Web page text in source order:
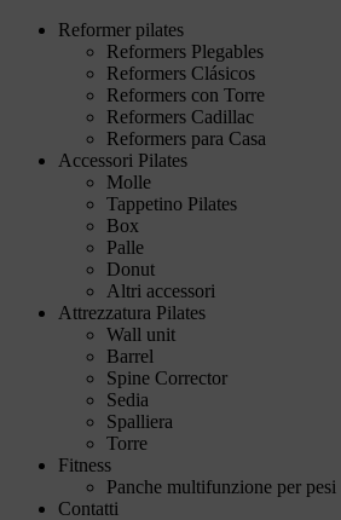
Reformer pilates
Reformers Plegables
Reformers Clásicos
Reformers con Torre
Reformers Cadillac
Reformers para Casa
Accessori Pilates
Molle
Tappetino Pilates
Box
Palle
Donut
Altri accessori
Attrezzatura Pilates
Wall unit
Barrel
Spine Corrector
Sedia
Spalliera
Torre
Fitness
Panche multifunzione per pesi
Contatti